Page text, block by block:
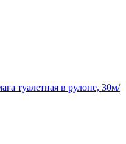
туалетная в рулоне, 30м/